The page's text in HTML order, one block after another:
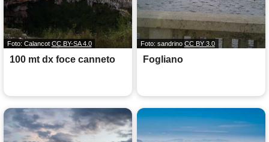
Foto: Calancot CC BY-SA 4.0
100 mt dx foce canneto
Foto: sandrino CC BY 3.0
Fogliano